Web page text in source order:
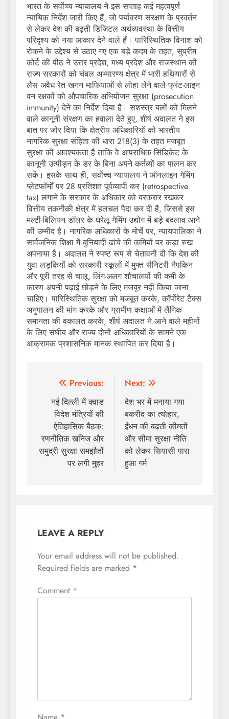
भारत के सर्वोच्च न्यायालय ने इस सप्ताह कई महत्वपूर्ण
न्यायिक निर्देश जारी किए हैं, जो पर्यावरण संरक्षण के प्रवर्तन
से लेकर देश की बढ़ती डिजिटल अर्थव्यवस्था के वित्तीय
परिदृश्य को नया आकार देने वाले हैं। पारिस्थितिक विनाश को
रोकने के उद्देश्य से उठाए गए एक बड़े कदम के तहत, सुप्रीम
कोर्ट की पीठ ने उत्तर प्रदेश, मध्य प्रदेश और राजस्थान की
राज्य सरकारों को चंबल अभ्यारण्य क्षेत्र में भारी हथियारों से
लैस अवैध रेत खनन माफियाओं से लोहा लेने वाले फ्रंट-लाइन
वन रक्षकों को औपचारिक अभियोजन सुरक्षा (prosecution
immunity) देने का निर्देश दिया है। सशस्त्र बलों को मिलने
वाले कानूनी संरक्षण का हवाला देते हुए, शीर्ष अदालत ने इस
बात पर जोर दिया कि क्षेत्रीय अधिकारियों को भारतीय
नागरिक सुरक्षा संहिता की धारा 218(3) के तहत मजबूत
सुरक्षा की आवश्यकता है ताकि वे आपराधिक सिंडिकेट के
कानूनी उत्पीड़न के डर के बिना अपने कर्तव्यों का पालन कर
सकें। इसके साथ ही, सर्वोच्च न्यायालय ने ऑनलाइन गेमिंग
प्लेटफॉर्मों पर 28 प्रतिशत पूर्वव्यापी कर (retrospective
tax) लगाने के सरकार के अधिकार को बरकरार रखकर
वित्तीय तकनीकी क्षेत्र में हलचल पैदा कर दी है, जिससे इस
मल्टी-बिलियन डॉलर के घरेलू गेमिंग उद्योग में बड़े बदलाव आने
की उम्मीद है। नागरिक अधिकारों के मोर्चे पर, न्यायपालिका ने
सार्वजनिक शिक्षा में बुनियादी ढांचे की कमियों पर कड़ा रुख
अपनाया है। अदालत ने स्पष्ट रूप से चेतावनी दी कि देश की
युवा लड़कियों को सरकारी स्कूलों में मुफ्त सैनिटरी नैपकिन
और पूरी तरह से चालू, लिंग-अलग शौचालयों की कमी के
कारण अपनी पढ़ाई छोड़ने के लिए मजबूर नहीं किया जाना
चाहिए। पारिस्थितिक सुरक्षा को मजबूत करके, कॉर्पोरेट टैक्स
अनुपालन की मांग करके और ग्रामीण कक्षाओं में लैंगिक
समानता की वकालत करके, शीर्ष अदालत ने आने वाले महीनों
के लिए संघीय और राज्य दोनों अधिकारियों के सामने एक
आक्रामक प्रशासनिक मानक स्थापित कर दिया है।
Post
navigation
Previous:
नई दिल्ली में क्वाड
विदेश मंत्रियों की
ऐतिहासिक बैठक:
रणनीतिक खनिज और
समुद्री सुरक्षा समझौतों
पर लगी मुहर
Next:
देश भर में मनाया गया
बकरीद का त्योहार,
ईंधन की बढ़ती कीमतों
और सीमा सुरक्षा नीति
को लेकर सियासी पारा
हुआ गर्म
LEAVE A REPLY
Your email address will not be published.
Required fields are marked *
Comment *